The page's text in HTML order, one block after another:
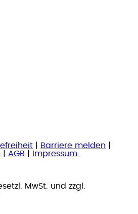
Barriere melden
AGB Impressum
MwSt. und zzgl.